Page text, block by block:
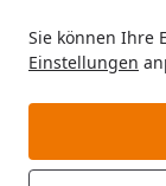
Sie können Ihre
Einstellungen